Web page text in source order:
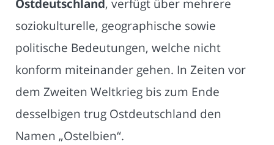
Ostdeutschland, verfügt über mehrere
soziokulturelle, geographische sowie
politische Bedeutungen, welche nicht
konform miteinander gehen. In Zeiten vor
dem Zweiten Weltkrieg bis zum Ende
desselbigen trug Ostdeutschland den
Namen „Ostelbien“.